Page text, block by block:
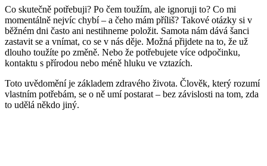
Co skutečně potřebuji? Po čem toužím, ale ignoruji to? Co mi
momentálně nejvíc chybí – a čeho mám příliš? Takové otázky si v
běžném dni často ani nestihneme položit. Samota nám dává šanci
zastavit se a vnímat, co se v nás děje. Možná přijdete na to, že už
dlouho toužíte po změně. Nebo že potřebujete více odpočinku,
kontaktu s přírodou nebo méně hluku ve vztazích.
Toto uvědomění je základem zdravého života. Člověk, který rozumí
vlastním potřebám, se o ně umí postarat – bez závislosti na tom, zda
to udělá někdo jiný.